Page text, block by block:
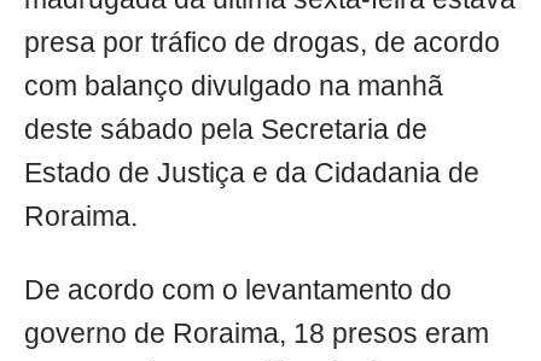
presa por tráfico de drogas, de acordo
com balanço divulgado na manhã
deste sábado pela Secretaria de
Estado de Justiça e da Cidadania de
Roraima.
De acordo com o levantamento do
governo de Roraima, 18 presos eram